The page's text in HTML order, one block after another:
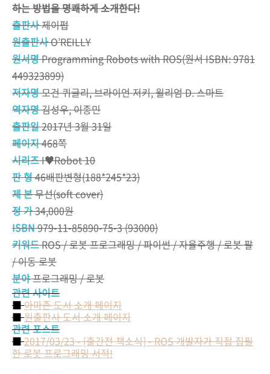
하는 방법을 명쾌하게 소개한다!
출판사제이펍
원출판사O’REILLY
원서명Programming Robots with ROS(원서 ISBN: 9781
449323899)
저자명모건 퀴글리, 브라이언 저키, 윌리엄 D. 스마트
역자명김성우, 이종민
출판일2017년 3월 31일
페이지468쪽
시리즈I♥Robot 10
판 형46배판변형(188*245*23)
제 본무선(soft cover)
정 가34,000원
ISBN979-11-85890-75-3 (93000)
키워드ROS / 로봇 프로그래밍 / 파이썬 / 자율주행 / 로봇 팔
/ 이동 로봇
분야프로그래밍 / 로봇
관련 사이트
■아마존 도서 소개 페이지
■원출판사 도서 소개 페이지
관련 포스트
■2017/03/23 - [출간전 책소식] - ROS 개발자가 직접 집필
한 로봇 프로그래밍 서적!